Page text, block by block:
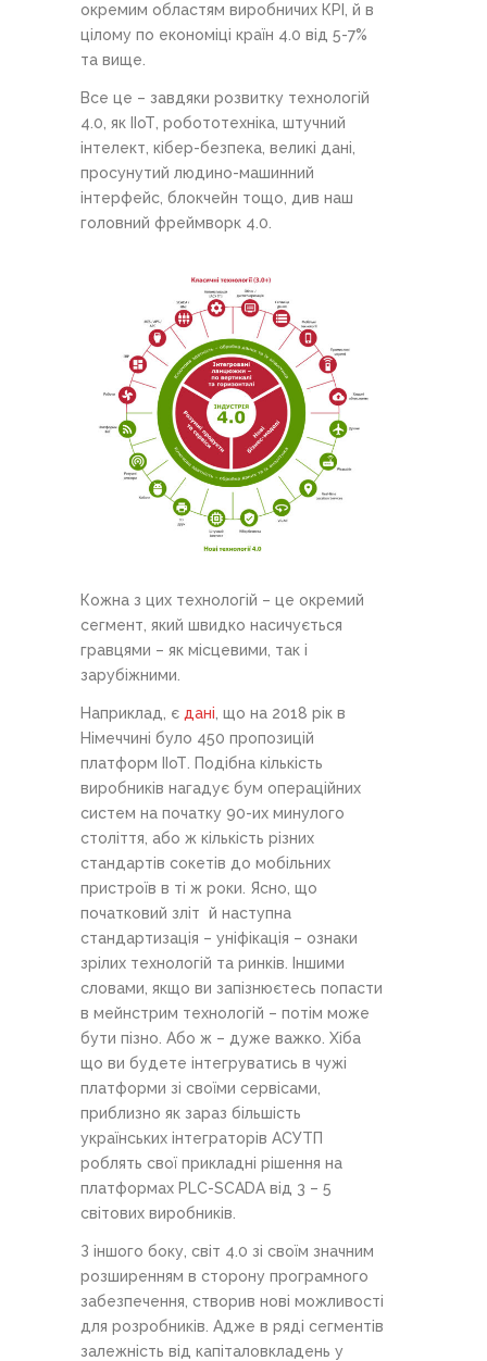
окремим областям виробничих КРІ, й в
цілому по економіці країн 4.0 від 5-7%
та вище.
Все це – завдяки розвитку технологій
4.0, як ІІоТ, робототехніка, штучний
інтелект, кібер-безпека, великі дані,
просунутий людино-машинний
інтерфейс, блокчейн тощо, див наш
головний фреймворк 4.0.
Кожна з цих технологій – це окремий
сегмент, який швидко насичується
гравцями – як місцевими, так і
зарубіжними.
Наприклад, є дані , що на 2018 рік в
Німеччині було 450 пропозицій
платформ ІІоТ. Подібна кількість
виробників нагадує бум операційних
систем на початку 90-их минулого
століття, або ж кількість різних
стандартів сокетів до мобільних
пристроїв в ті ж роки. Ясно, що
початковий зліт й наступна
стандартизація – уніфікація – ознаки
зрілих технологій та ринків. Іншими
словами, якщо ви запізнюєтесь попасти
в мейнстрим технологій – потім може
бути пізно. Або ж – дуже важко. Хіба
що ви будете інтегруватись в чужі
платформи зі своїми сервісами,
приблизно як зараз більшість
українських інтеграторів АСУТП
роблять свої прикладні рішення на
платформах PLC-SCADA від 3 – 5
світових виробників.
З іншого боку, світ 4.0 зі своїм значним
розширенням в сторону програмного
забезпечення, створив нові можливості
для розробників. Адже в ряді сегментів
залежність від капіталовкладень у